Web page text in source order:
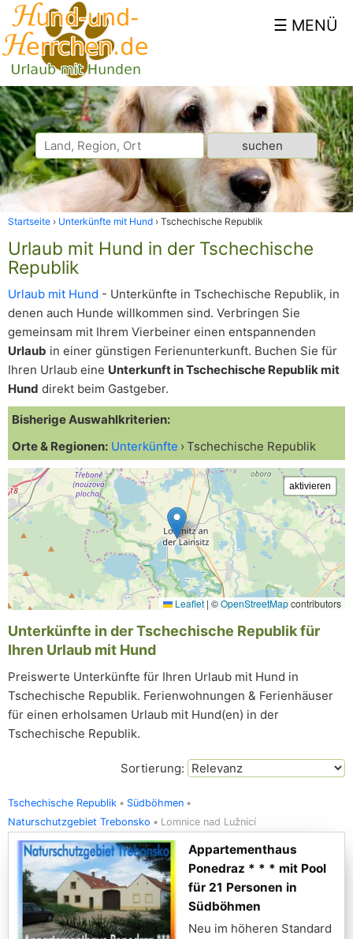
Startseite Unterkünfte mit Hund Tschechische Republik
Urlaub mit Hund in der Tschechische
Republik
Urlaub mit Hund - Unterkünfte in Tschechische Republik, in
denen auch Hunde willkommen sind. Verbringen Sie
gemeinsam mit Ihrem Vierbeiner einen entspannenden
Urlaub in einer günstigen Ferienunterkunft. Buchen Sie für
Ihren Urlaub eine Unterkunft in Tschechische Republik mit
Hund direkt beim Gastgeber.
Bisherige Auswahlkriterien:
Orte & Regionen: Unterkünfte Tschechische Republik
Leaflet | ©OpenStreetMapcontributors
Unterkünfte in der Tschechische Republik für
Ihren Urlaub mit Hund
Preiswerte Unterkünfte für Ihren Urlaub mit Hund in
Tschechische Republik. Ferienwohnungen & Ferienhäuser
für einen erholsamen Urlaub mit Hund(en) in der
Tschechische Republik.
Sortierung:
Tschechische Republik
Südböhmen
Naturschutzgebiet Trebonsko
Lomnice nad Lužnicí
Appartementhaus
Ponedraz * * * mit Pool
für 21 Personen in
Südböhmen
Neu im höheren Standard